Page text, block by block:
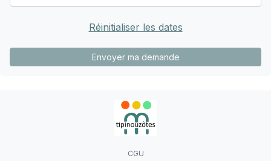
Réinitialiser les dates
Envoyer ma demande
CGU